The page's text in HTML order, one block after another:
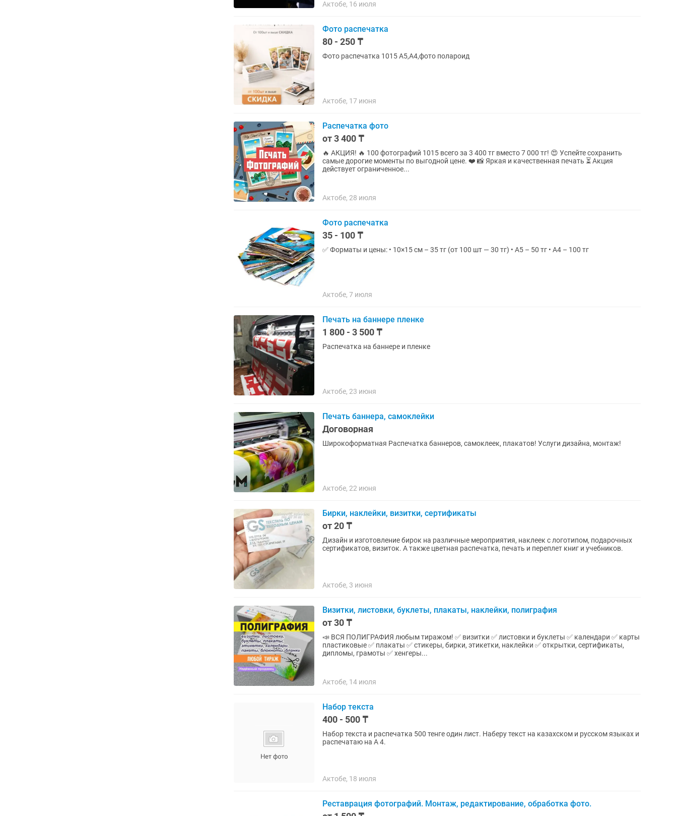
Актобе, 16 июля
Фото распечатка
80 - 250 ₸
Фото распечатка 1015 А5,А4,фото полароид
Актобе, 17 июня
Распечатка фото
от 3 400 ₸
🔥 АКЦИЯ! 🔥 100 фотографий 1015 всего за 3 400 тг вместо 7 000 тг! 😍 Успейте сохранить
самые дорогие моменты по выгодной цене. ❤️ 📸 Яркая и качественная печать ⏳ Акция
действует ограниченное...
Актобе, 28 июля
Фото распечатка
35 - 100 ₸
✅ Форматы и цены: • 10×15 см – 35 тг (от 100 шт — 30 тг) • A5 – 50 тг • A4 – 100 тг
Актобе, 7 июля
Печать на баннере пленке
1 800 - 3 500 ₸
Распечатка на баннере и пленке
Актобе, 23 июня
Печать баннера, самоклейки
Договорная
Широкоформатная Распечатка баннеров, самоклеек, плакатов! Услуги дизайна, монтаж!
Актобе, 22 июня
Бирки, наклейки, визитки, сертификаты
от 20 ₸
Дизайн и изготовление бирок на различные мероприятия, наклеек с логотипом, подарочных
сертификатов, визиток. А также цветная распечатка, печать и переплет книг и учебников.
Актобе, 3 июня
Визитки, листовки, буклеты, плакаты, наклейки, полиграфия
от 30 ₸
📣 ВСЯ ПОЛИГРАФИЯ любым тиражом! ✅ визитки ✅ листовки и буклеты ✅ календари ✅ карты
пластиковые ✅ плакаты ✅ стикеры, бирки, этикетки, наклейки ✅ открытки, сертификаты,
дипломы, грамоты ✅ хенгеры...
Актобе, 14 июля
Набор текста
400 - 500 ₸
Набор текста и распечатка 500 тенге один лист. Наберу текст на казахском и русском языках и
распечатаю на А 4.
Актобе, 18 июля
Реставрация фотографий. Монтаж, редактирование, обработка фото.